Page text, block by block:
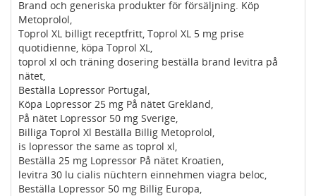
Brand och generiska produkter för försäljning. Köp
Metoprolol,
Toprol XL billigt receptfritt, Toprol XL 5 mg prise
quotidienne, köpa Toprol XL,
toprol xl och träning dosering beställa brand levitra på
nätet,
Beställa Lopressor Portugal,
Köpa Lopressor 25 mg På nätet Grekland,
På nätet Lopressor 50 mg Sverige,
Billiga Toprol Xl Beställa Billig Metoprolol,
is lopressor the same as toprol xl,
Beställa 25 mg Lopressor På nätet Kroatien,
levitra 30 lu cialis nüchtern einnehmen viagra beloc,
Beställa Lopressor 50 mg Billig Europa,